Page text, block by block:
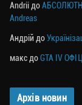
Andrii до
Andreas
Андрій до
макс доGTA IV
Архів новин